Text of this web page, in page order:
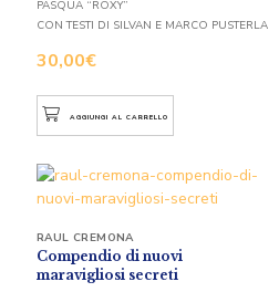
30,00€
PASQUA “ROXY”
CON TESTI DI SILVAN E MARCO PUSTERLA
AGGIUNGI AL CARRELLO
Compendio di nuovi
maravigliosi secreti
RAUL CREMONA